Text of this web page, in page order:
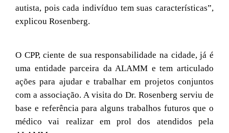
autista, pois cada indivíduo tem suas características”,
explicou Rosenberg.
O CPP, ciente de sua responsabilidade na cidade, já é
uma entidade parceira da ALAMM e tem articulado
ações para ajudar e trabalhar em projetos conjuntos
com a associação. A visita do Dr. Rosenberg serviu de
base e referência para alguns trabalhos futuros que o
médico vai realizar em prol dos atendidos pela